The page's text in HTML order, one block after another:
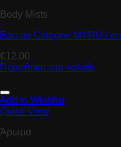
Body Mists
Eau de Cologne MYRO
€12.00
Προσθήκη στο καλάθι
Add to Wishlist
Quick View
Άρωμα